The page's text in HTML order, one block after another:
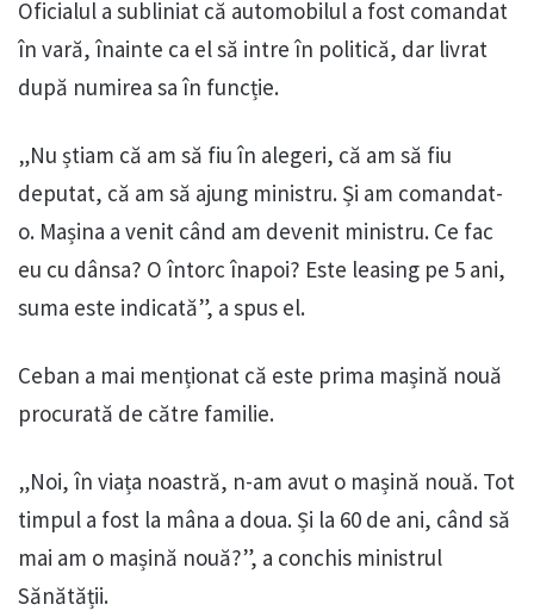
Oficialul a subliniat că automobilul a fost comandat
în vară, înainte ca el să intre în politică, dar livrat
după numirea sa în funcție.
„Nu știam că am să fiu în alegeri, că am să fiu
deputat, că am să ajung ministru. Și am comandat-
o. Mașina a venit când am devenit ministru. Ce fac
eu cu dânsa? O întorc înapoi? Este leasing pe 5 ani,
suma este indicată”, a spus el.
Ceban a mai menționat că este prima mașină nouă
procurată de către familie.
„Noi, în viața noastră, n-am avut o mașină nouă. Tot
timpul a fost la mâna a doua. Și la 60 de ani, când să
mai am o mașină nouă?”, a conchis ministrul
Sănătății.